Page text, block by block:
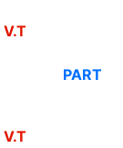
V.T
PART
V.T